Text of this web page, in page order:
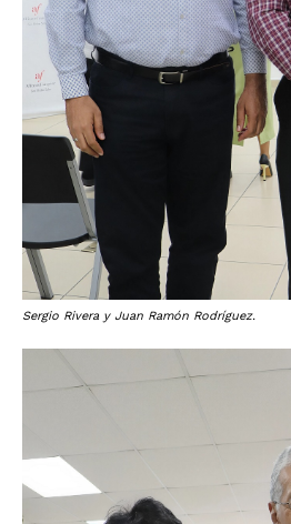
Sergio Rivera y Juan Ramón Rodríguez.